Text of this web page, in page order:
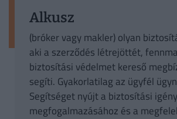
Alkusz
(bróker vagy makler) olyan
aki a szerződés létrejöttét,
biztosítási védelmet kereső
segíti. Gyakorlatilag az ügyfél
Segítséget nyújt a biztosítási igény
megfogalmazásához és a